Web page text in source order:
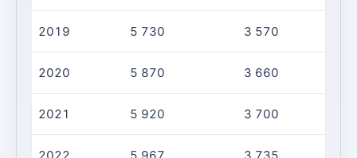
2019 5 730 3 570
2020 5 870 3 660
2021 5 920 3 700